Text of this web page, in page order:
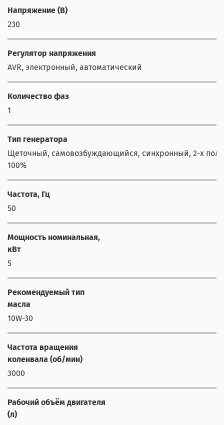
Напряжение (В)
230
Регулятор напряжения
AVR, электронный, автоматический
Количество фаз
1
Тип генератора
Щеточный, самовозбуждающийся, синхронный, 2-х
100%
Частота, Гц
50
Мощность номинальная,
кВт
5
Рекомендуемый тип
масла
10W-30
Частота вращения
коленвала (об/мин)
3000
Рабочий объём двигателя
(л)